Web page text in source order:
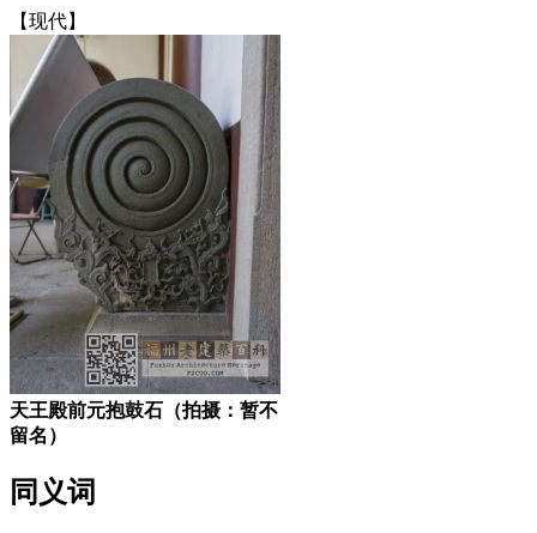
【现代】
天王殿前元抱鼓石（拍摄：暂不
留名）
同义词